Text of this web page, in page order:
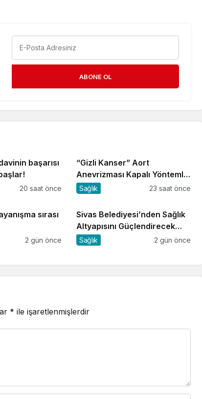
ABONE OL
başarısı
20 saat önce
“Gizli Kanser” Aort
Anevrizması Kapalı Yöntemle
Tedavi Edildi
Sağlık 23 saat önce
sırası
2 gün önce
Sivas Belediyesi’nden Sağlık
Altyapısını Güçlendirecek
Yatırım
Sağlık 2 gün önce
* ile işaretlenmişlerdir